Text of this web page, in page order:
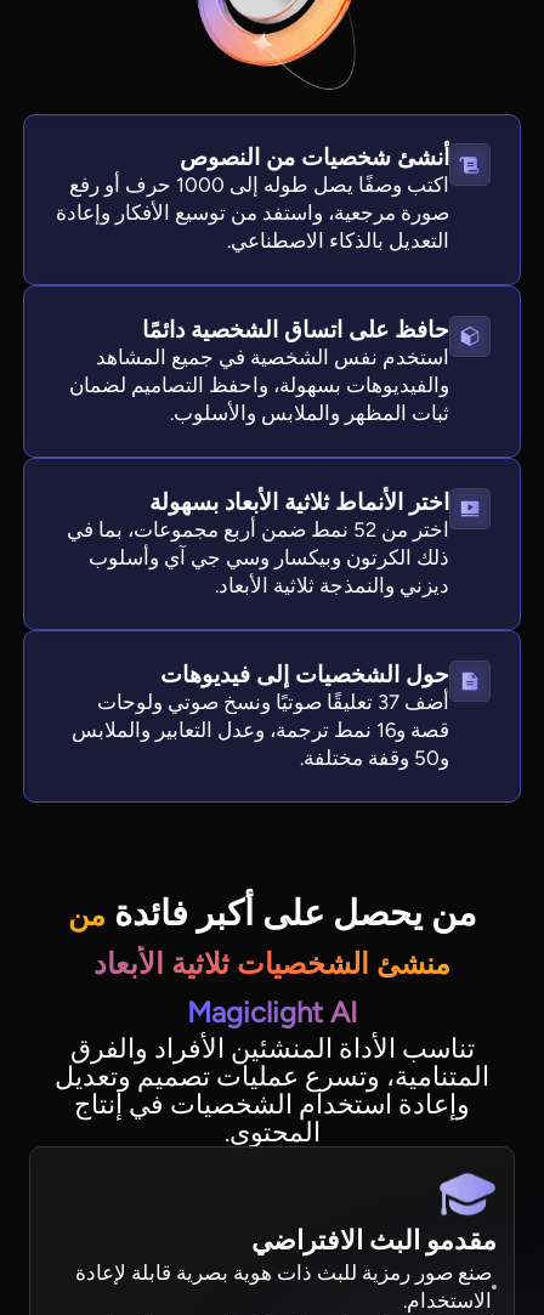
أنشئ شخصيات من النصوص
اكتب وصفًا يصل طوله إلى 1000 حرف أو رفع
صورة مرجعية، واستفد من توسيع الأفكار وإعادة
التعديل بالذكاء الاصطناعي.
حافظ على اتساق الشخصية دائمًا
استخدم نفس الشخصية في جميع المشاهد
والفيديوهات بسهولة، واحفظ التصاميم لضمان
ثبات المظهر والملابس والأسلوب.
اختر الأنماط ثلاثية الأبعاد بسهولة
اختر من 52 نمط ضمن أربع مجموعات، بما في
ذلك الكرتون وبيكسار وسي جي آي وأسلوب
ديزني والنمذجة ثلاثية الأبعاد.
حول الشخصيات إلى فيديوهات
أضف 37 تعليقًا صوتيًا ونسخ صوتي ولوحات
قصة و16 نمط ترجمة، وعدل التعابير والملابس
و50 وقفة مختلفة.
من يحصل على أكبر فائدة من
منشئ الشخصيات ثلاثية الأبعاد
Magiclight AI
تناسب الأداة المنشئين الأفراد والفرق
المتنامية، وتسرع عمليات تصميم وتعديل
وإعادة استخدام الشخصيات في إنتاج
المحتوى.
مقدمو البث الافتراضي
صنع صور رمزية للبث ذات هوية بصرية قابلة لإعادة
الاستخدام.